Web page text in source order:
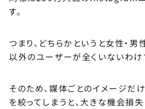
す。
つまり、どちらかというと女性・
以外のユーザーが全くいないわけ
そのため、媒体ごとのイメージだ
を絞ってしまうと、大きな機会損